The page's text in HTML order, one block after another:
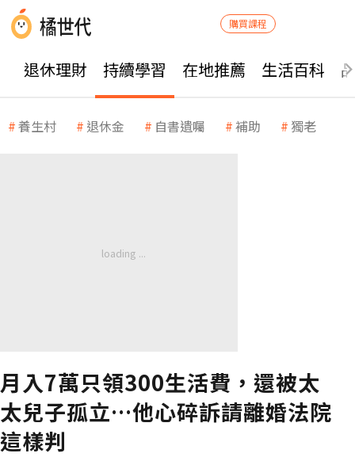
購買課程
退休理財 持續學習 在地推薦 生活百科
養生村 退休金 自書遺囑 補助 獨老
月入7萬只領300生活費，還被太
太兒子孤立…他心碎訴請離婚法院
這樣判